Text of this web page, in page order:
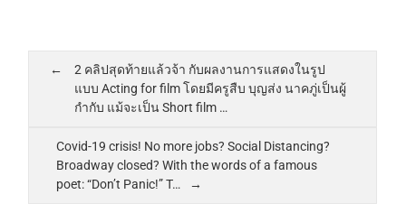
2 คลิปสุดท้ายแล้วจ้า กับผลงานการแสดงในรูป
แบบ Acting for film โดยมีครูสืบ บุญส่ง นาคภู่เป็นผู้
กำกับ แม้จะเป็น Short film …
Covid-19 crisis! No more jobs? Social Distancing?
Broadway closed? With the words of a famous
poet: “Don’t Panic!” T…